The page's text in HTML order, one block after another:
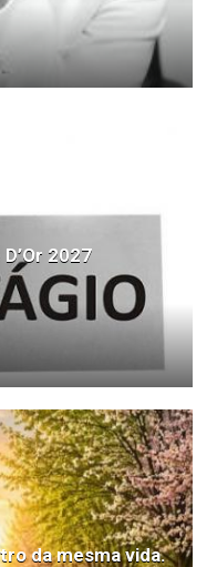
2027
da mesma vida.